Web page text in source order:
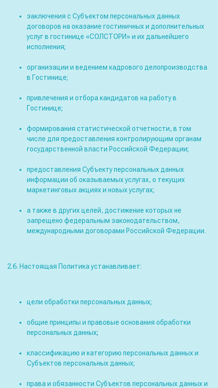
заключения с Субъектом персональных данных
договоров на оказание гостиничных и дополнительных
услуг в гостинице «СОЛСТОРИ» и их дальнейшего
исполнения;
организации и ведением кадрового делопроизводства
в Гостинице;
привлечения и отбора кандидатов на работу в
Гостинице;
формирования статистической отчетности, в том
числе для предоставления контролирующим органам
государственной власти Российской Федерации;
предоставления Субъекту персональных данных
информации об оказываемых услугах, о текущих
маркетинговых акциях и новых услугах;
а также в других целей, достижение которых не
запрещено федеральным законодательством,
международными договорами Российской Федерации.
2.6. Настоящая Политика устанавливает:
цели обработки персональных данных;
общие принципы и правовые основания обработки
персональных данных;
классификацию и категорию персональных данных и
Субъектов персональных данных;
права и обязанности Субъектов персональных данных и